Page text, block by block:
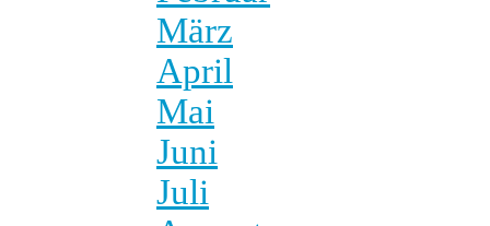
März
April
Mai
Juni
Juli